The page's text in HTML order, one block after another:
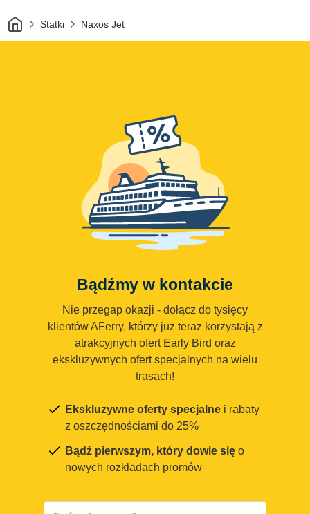
DomStatki Naxos Jet
Bądźmy w kontakcie
Nie przegap okazji - dołącz do tysięcy
klientów AFerry, którzy już teraz korzystają z
atrakcyjnych ofert Early Bird oraz
ekskluzywnych ofert specjalnych na wielu
trasach!
Ekskluzywne oferty specjalne i rabaty
z oszczędnościami do 25%
Bądź pierwszym, który dowie się o
nowych rozkładach promów